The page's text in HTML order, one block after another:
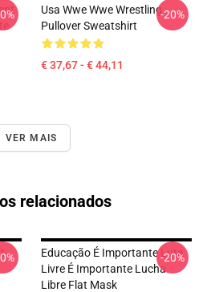
Usa Wwe Wwe Wrestling
Pullover Sweatshirt
€ 37,67 - € 44,11
-20%
VER MAIS
relacionados
Educação É Importante Luta
Livre É Importante Lucha
Libre Flat Mask
-20%